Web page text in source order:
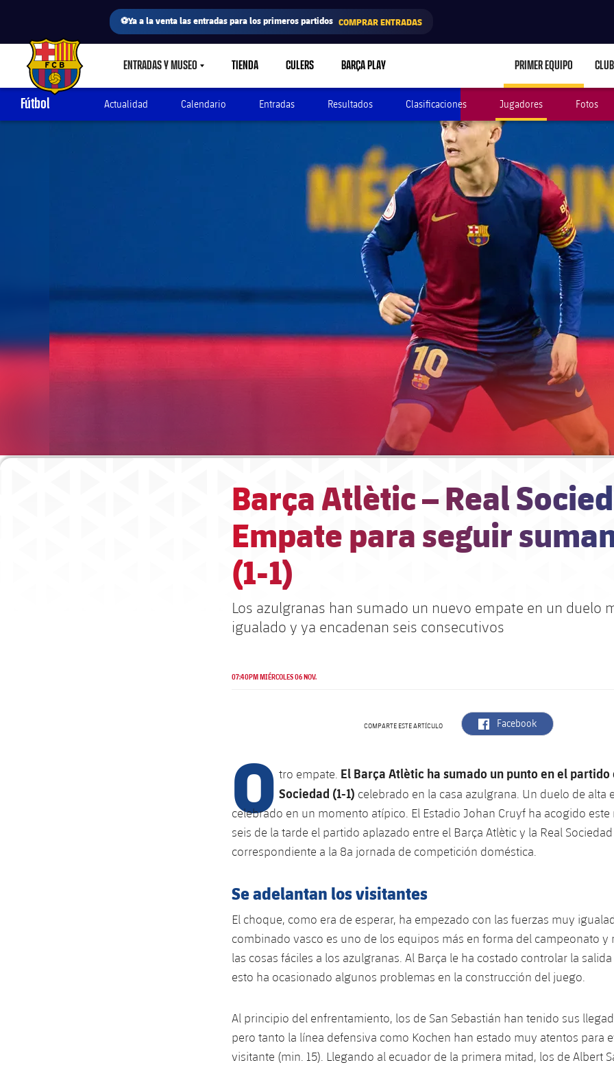
⚽Ya a la venta las entradas para los primeros partidos COMPRAR ENTRADAS
FC Barcelona club badge ENTRADAS Y MUSEOLABEL.SHARE.CARETDOWN
TIENDA CULERS BARÇA PLAY PRIMER EQUIPO CLUB
Fútbol Actualidad Calendario Entradas Resultados Clasificaciones Jugadores Fotos
Barça Atlètic – Real
Empate para seguir
(1-1)
Los azulgranas han sumado un nuevo empate en un duelo
igualado y ya encadenan seis consecutivos
07:40PM MIÉRCOLES 06 NOV.
COMPARTE ESTE ARTÍCULO label.aria.facebook
Facebook
O tro empate. El Barça Atlètic ha sumado un punto en el
Sociedad (1-1) celebrado en la casa azulgrana. Un duelo de alta
celebrado en un momento atípico. El Estadio Johan Cruyf ha acogido este
seis de la tarde el partido aplazado entre el Barça Atlètic y la Real
correspondiente a la 8a jornada de competición doméstica.
Se adelantan los visitantes
El choque, como era de esperar, ha empezado con las fuerzas muy
combinado vasco es uno de los equipos más en forma del campeonato y
las cosas fáciles a los azulgranas. Al Barça le ha costado controlar la
esto ha ocasionado algunos problemas en la construcción del juego.
Al principio del enfrentamiento, los de San Sebastián han tenido sus
pero tanto la línea defensiva como Kochen han estado muy atentos para
visitante (min. 15). Llegando al ecuador de la primera mitad, los de Albert